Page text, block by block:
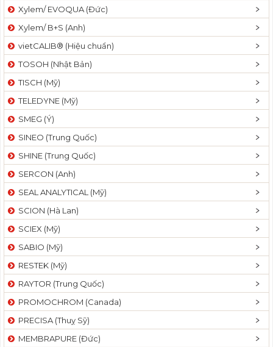
v
a
t
n
Xylem/ EVOQUA (Đức)
Xylem/ B+S (Anh)
vietCALIB® (Hiệu chuẩn)
TOSOH (Nhật Bản)
TISCH (Mỹ)
TELEDYNE (Mỹ)
SMEG (Ý)
SINEO (Trung Quốc)
SHINE (Trung Quốc)
SERCON (Anh)
SEAL ANALYTICAL (Mỹ)
SCION (Hà Lan)
SCIEX (Mỹ)
SABIO (Mỹ)
RESTEK (Mỹ)
RAYTOR (Trung Quốc)
PROMOCHROM (Canada)
PRECISA (Thuỵ Sỹ)
MEMBRAPURE (Đức)